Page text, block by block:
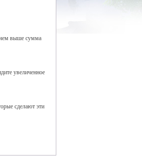
чем выше сумма
увеличенное
сделают эти